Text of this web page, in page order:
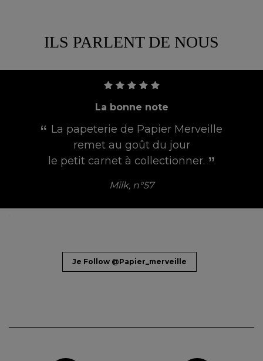
ILS PARLENT DE NOUS
La vie en couleur
Papier Merveille édite
des articles de papeterie à la fois
pétillants et haut en couleur.
Maison créative, hors série n°10
Je Follow @Papier_merveille